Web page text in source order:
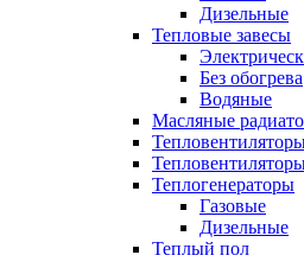
Дизельные
Тепловые завесы
Без обогрева
Водяные
Масляные
Теплогенераторы
Газовые
Дизельные
Теплый пол